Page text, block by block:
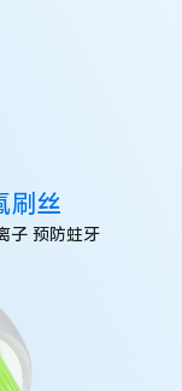
刷丝
子 预防蛀牙